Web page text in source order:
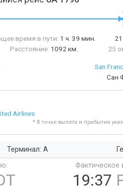
время в пути: 1 ч. 39 мин.
Расстояние: 1092 км.
25
San
Сан
Airlines
* В точке вылета и прибытия
Терминал: A
Фактическое
19:37